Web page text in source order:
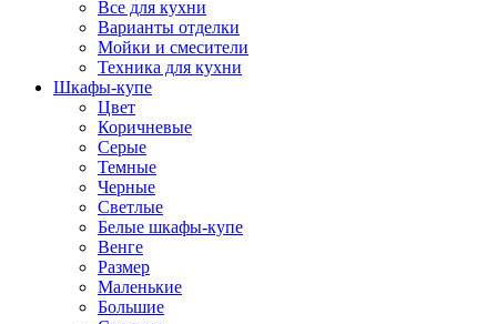
Все для кухни
Варианты отделки
Мойки и смесители
Техника для кухни
Шкафы-купе
Цвет
Коричневые
Серые
Темные
Черные
Светлые
Белые шкафы-купе
Венге
Размер
Маленькие
Большие